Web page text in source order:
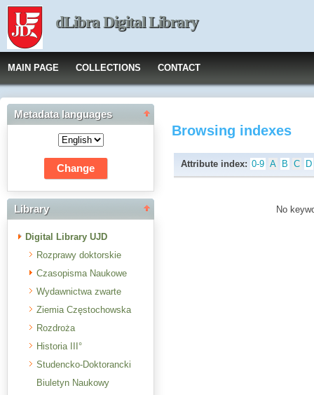
dLibra Digital Library
MAIN PAGE COLLECTIONS CONTACT
Metadata languages
Library
Digital Library UJD
Rozprawy doktorskie
Czasopisma Naukowe
Wydawnictwa zwarte
Ziemia Częstochowska
Rozdroża
Historia III°
Studencko-Doktorancki
Biuletyn Naukowy
Browsing indexes
Attribute index: 0-9 A B C D
No